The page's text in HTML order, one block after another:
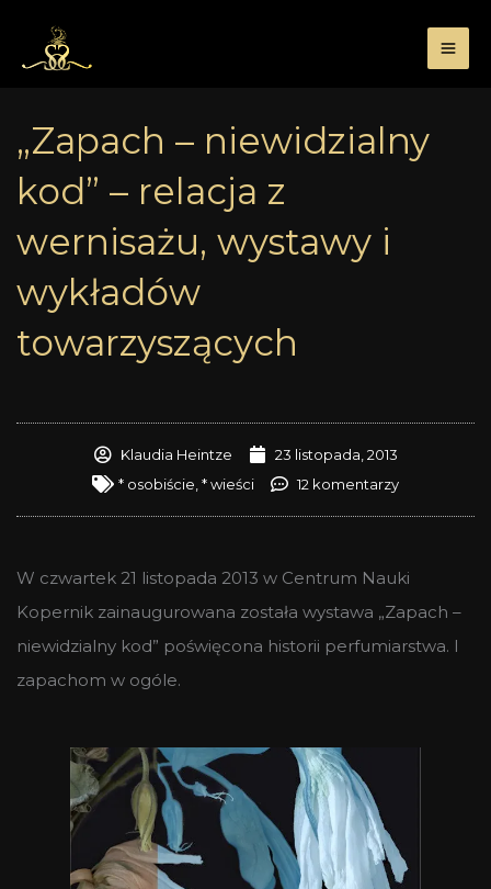
treści
„Zapach – niewidzialny
kod” – relacja z
wernisażu, wystawy i
wykładów
towarzyszących
Klaudia Heintze
23 listopada, 2013
* osobiście * wieści 12 komentarzy
W czwartek 21 listopada 2013 w Centrum Nauki
Kopernik zainaugurowana została wystawa „Zapach –
niewidzialny kod” poświęcona historii perfumiarstwa. I
zapachom w ogóle.